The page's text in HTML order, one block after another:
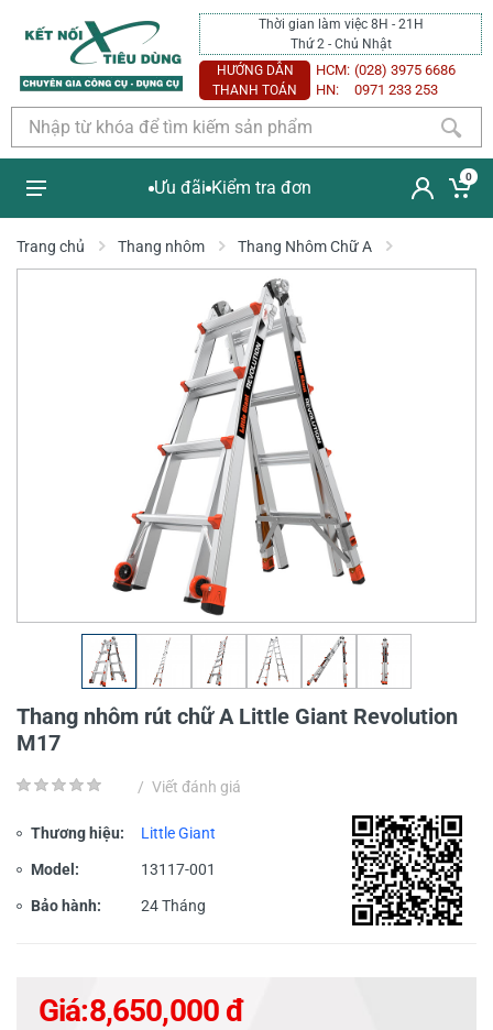
Thời gian làm việc 8H - 21H
Thứ 2 - Chủ Nhật
HƯỚNG DẪN
THANH TOÁN
HCM: (028) 3975 6686
HN:
0971 233 253
Ưu đãi Kiểm tra đơn
0
Trang chủ Thang nhôm Thang Nhôm Chữ A
Thang nhôm rút chữ A Little Giant Revolution
M17
/ Viết đánh giá
Thương hiệu: Little Giant
Model: 13117-001
Bảo hành: 24 Tháng
Giá:8,650,000 đ